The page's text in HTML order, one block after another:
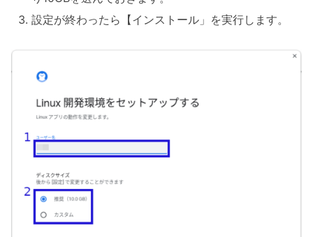
設定が終わったら【インストール」を実行します。